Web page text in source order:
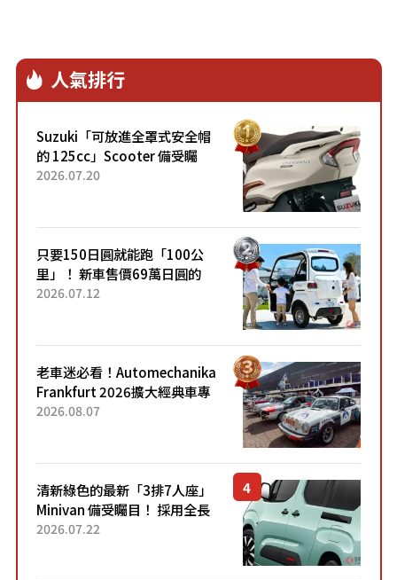
人氣排行
Suzuki「可放進全罩式安全帽
的 125cc」Scooter 備受矚
目！採用全新流線設計與各項
2026.07.20
只要150日圓就能跑「100公
里」！ 新車售價69萬日圓的
「3人座」Trike大受歡迎！ 順
2026.07.12
老車迷必看！Automechanika
Frankfurt 2026擴大經典車專
區 1954年珍稀古董車現場修復
2026.08.07
清新綠色的最新「3排7人座」
Minivan 備受矚目！ 採用全長
4.7公尺剛剛好的車身尺寸與
2026.07.22